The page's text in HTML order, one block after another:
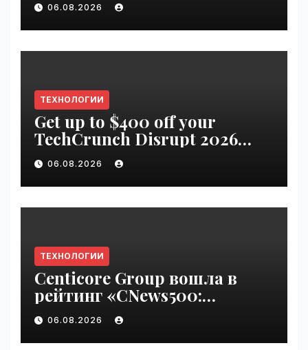
06.08.2026
ТЕХНОЛОГИИ
Get up to $400 off your
TechCrunch Disrupt 2026
pass until Friday | VseTime.ru
06.08.2026
ТЕХНОЛОГИИ
Centicore Group вошла в
рейтинг «CNews500:
Крупнейшие ИТ-компании
России» | VseTime.ru
06.08.2026